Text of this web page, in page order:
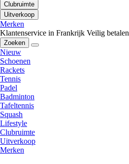
Clubruimte
Uitverkoop
Merken
Klantenservice in Frankrijk Veilig betalen
Zoeken
Nieuw
Schoenen
Rackets
Tennis
Padel
Badminton
Tafeltennis
Squash
Lifestyle
Clubruimte
Uitverkoop
Merken